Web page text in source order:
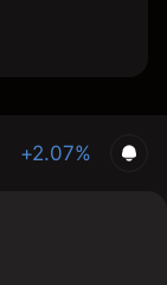
+2.07%